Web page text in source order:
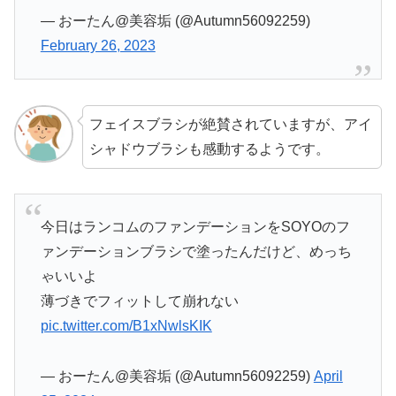
— おーたん@美容垢 (@Autumn56092259)
February 26, 2023
フェイスブラシが絶賛されていますが、アイ
シャドウブラシも感動するようです。
今日はランコムのファンデーションをSOYOのフ
ァンデーションブラシで塗ったんだけど、めっち
ゃいいよ
薄づきでフィットして崩れない
pic.twitter.com/B1xNwlsKIK
— おーたん@美容垢 (@Autumn56092259) April